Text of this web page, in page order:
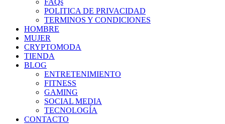
POLITICA DE PRIVACIDAD
TERMINOS Y CONDICIONES
HOMBRE
MUJER
CRYPTOMODA
TIENDA
BLOG
ENTRETENIMIENTO
FITNESS
GAMING
SOCIAL MEDIA
TECNOLOGÍA
CONTACTO